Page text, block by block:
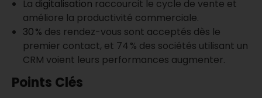
La digitalisation raccourcit le cycle de vente et
améliore la productivité commerciale.
30 % des rendez-vous sont acceptés dès le
premier contact, et 74 % des sociétés utilisant un
CRM voient leurs performances augmenter.
Points Clés